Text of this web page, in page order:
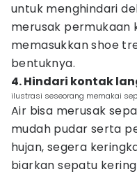
untuk menghindari
merusak permukaan
memasukkan shoe
bentuknya.
4. Hindari kontak
ilustrasi seseorang memakai
Air bisa merusak
mudah pudar serta
hujan, segera
biarkan sepatu